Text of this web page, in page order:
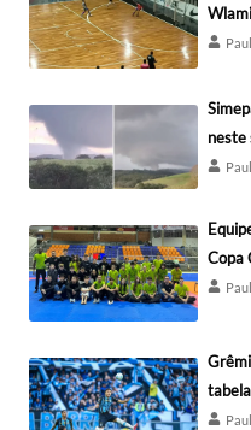
neste
Copa
tabela